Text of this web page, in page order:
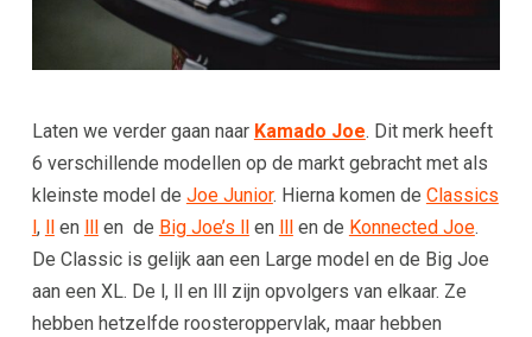
Laten we verder gaan naar Kamado Joe. Dit merk heeft
6 verschillende modellen op de markt gebracht met als
kleinste model de Joe Junior. Hierna komen de Classics
l, llen lllen de Big Joe’s llen lllen de Konnected Joe.
De Classic is gelijk aan een Large model en de Big Joe
aan een XL. De l, ll en lll zijn opvolgers van elkaar. Ze
hebben hetzelfde roosteroppervlak, maar hebben